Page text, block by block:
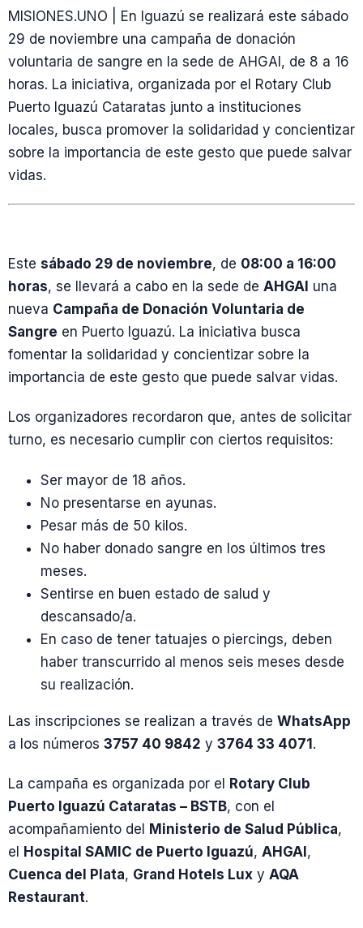
MISIONES.UNO | En Iguazú se realizará este sábado
29 de noviembre una campaña de donación
voluntaria de sangre en la sede de AHGAI, de 8 a 16
horas. La iniciativa, organizada por el Rotary Club
Puerto Iguazú Cataratas junto a instituciones
locales, busca promover la solidaridad y concientizar
sobre la importancia de este gesto que puede salvar
vidas.
Este sábado 29 de noviembre, de 08:00 a 16:00
horas, se llevará a cabo en la sede de AHGAI una
nueva Campaña de Donación Voluntaria de
Sangre en Puerto Iguazú. La iniciativa busca
fomentar la solidaridad y concientizar sobre la
importancia de este gesto que puede salvar vidas.
Los organizadores recordaron que, antes de solicitar
turno, es necesario cumplir con ciertos requisitos:
Ser mayor de 18 años.
No presentarse en ayunas.
Pesar más de 50 kilos.
No haber donado sangre en los últimos tres
meses.
Sentirse en buen estado de salud y
descansado/a.
En caso de tener tatuajes o piercings, deben
haber transcurrido al menos seis meses desde
su realización.
Las inscripciones se realizan a través de WhatsApp
a los números 3757 40 9842 y 3764 33 4071.
La campaña es organizada por el Rotary Club
Puerto Iguazú Cataratas – BSTB, con el
acompañamiento del Ministerio de Salud Pública,
el Hospital SAMIC de Puerto Iguazú, AHGAI,
Cuenca del Plata, Grand Hotels Lux y AQA
Restaurant.